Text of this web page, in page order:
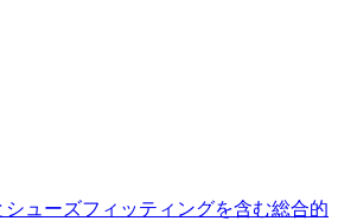
ューズフィッティングを含む総合的